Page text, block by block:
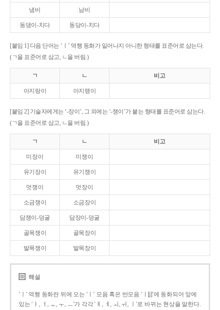
냄비 남비
동댕이-치다 동당이-치다
[붙임 1] 다음 단어는 ‘ㅣ’ 역행 동화가 일어나지 아니한 형태를 표준어로 삼는다.
(ㄱ을 표준어로 삼고, ㄴ을 버림.)
ㄱ ㄴ 비고
아지랑이 아지랭이
[붙임 2] 기술자에게는 ‘-장이’, 그 외에는 ‘-쟁이’가 붙는 형태를 표준어로 삼는다.
(ㄱ을 표준어로 삼고, ㄴ을 버림.)
ㄱ ㄴ 비고
미장이 미쟁이
유기장이 유기쟁이
멋쟁이 멋장이
소금쟁이 소금장이
담쟁이-덩굴 담장이-덩굴
골목쟁이 골목장이
발목쟁이 발목장이
해설
‘ㅣ’ 역행 동화란 뒤에 오는 ‘ㅣ’ 모음 혹은 반모음 ‘ㅣ[j]’에 동화되어 앞에
있는 ‘ㅏ, ㅓ, ㅗ, ㅜ, ㅡ’가 각각 ‘ㅐ, ㅔ, ㅚ, ㅟ, ㅣ’로 바뀌는 현상을 말한다.